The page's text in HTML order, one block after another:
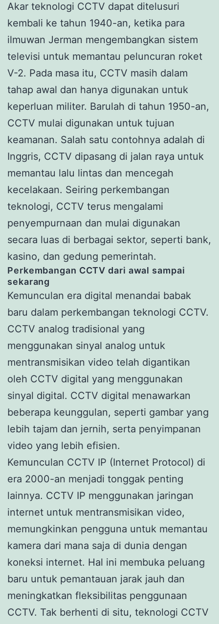
Akar teknologi CCTV dapat ditelusuri
kembali ke tahun 1940-an, ketika para
ilmuwan Jerman mengembangkan sistem
televisi untuk memantau peluncuran roket
V-2. Pada masa itu, CCTV masih dalam
tahap awal dan hanya digunakan untuk
keperluan militer. Barulah di tahun 1950-an,
CCTV mulai digunakan untuk tujuan
keamanan. Salah satu contohnya adalah di
Inggris, CCTV dipasang di jalan raya untuk
memantau lalu lintas dan mencegah
kecelakaan. Seiring perkembangan
teknologi, CCTV terus mengalami
penyempurnaan dan mulai digunakan
secara luas di berbagai sektor, seperti bank,
kasino, dan gedung pemerintah.
Perkembangan CCTV dari awal sampai
sekarang
Kemunculan era digital menandai babak
baru dalam perkembangan teknologi CCTV.
CCTV analog tradisional yang
menggunakan sinyal analog untuk
mentransmisikan video telah digantikan
oleh CCTV digital yang menggunakan
sinyal digital. CCTV digital menawarkan
beberapa keunggulan, seperti gambar yang
lebih tajam dan jernih, serta penyimpanan
video yang lebih efisien.
Kemunculan CCTV IP (Internet Protocol) di
era 2000-an menjadi tonggak penting
lainnya. CCTV IP menggunakan jaringan
internet untuk mentransmisikan video,
memungkinkan pengguna untuk memantau
kamera dari mana saja di dunia dengan
koneksi internet. Hal ini membuka peluang
baru untuk pemantauan jarak jauh dan
meningkatkan fleksibilitas penggunaan
CCTV. Tak berhenti di situ, teknologi CCTV